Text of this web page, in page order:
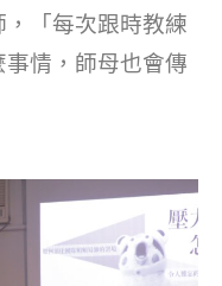
「每次跟時教練
情，師母也會傳